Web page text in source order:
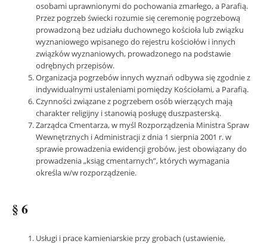
osobami uprawnionymi do pochowania zmarłego, a Parafią.
Przez pogrzeb świecki rozumie się ceremonię pogrzebową
prowadzoną bez udziału duchownego kościoła lub związku
wyznaniowego wpisanego do rejestru kościołów i innych
związków wyznaniowych, prowadzonego na podstawie
odrębnych przepisów.
Organizacja pogrzebów innych wyznań odbywa się zgodnie z
indywidualnymi ustaleniami pomiędzy Kościołami, a Parafią.
Czynności związane z pogrzebem osób wierzących mają
charakter religijny i stanowią posługę duszpasterską.
Zarządca Cmentarza, w myśl Rozporządzenia Ministra Spraw
Wewnętrznych i Administracji z dnia 1 sierpnia 2001 r. w
sprawie prowadzenia ewidencji grobów, jest obowiązany do
prowadzenia „ksiąg cmentarnych”, których wymagania
określa w/w rozporządzenie.
§ 6
Usługi i prace kamieniarskie przy grobach (ustawienie,